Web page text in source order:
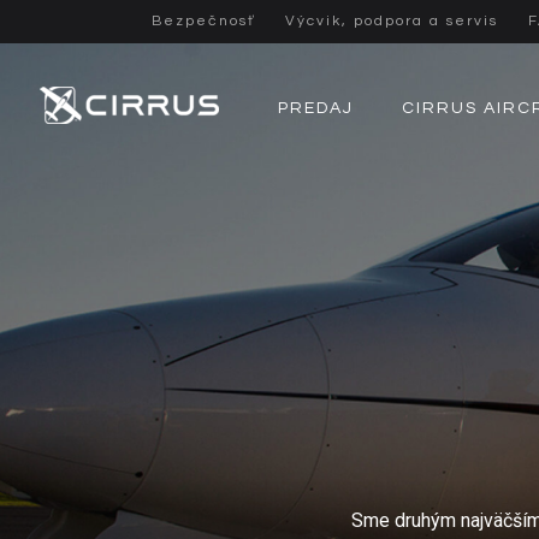
Bezpečnosť Výcvik, podpora a servis
PREDAJ CIRRUS
Sme druhým